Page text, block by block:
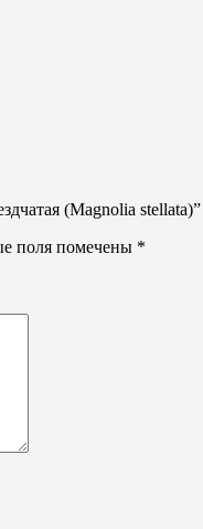
(Magnolia stellata)”
поля помечены *